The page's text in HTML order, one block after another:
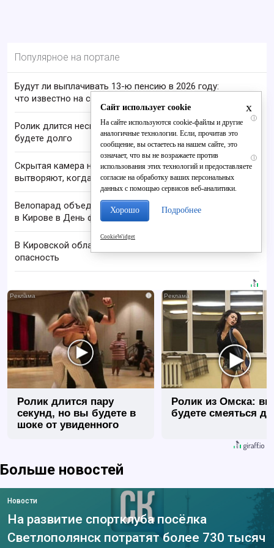
Популярное на портале
Будут ли выплачивать 13-ю пенсию в 2026 году:
что известно на сегодня
i
Ролик длится несколько секунд, а смеяться вы
будете долго
i
Скрытая камера на пляже Крыма: Что люди
вытворяют, когда их не видят...
Велопарад объединил более тысячи участников
в Кирове в День физкультурника
В Кировской области объявили ракетную
опасность
i
Ролик длится пару
секунд, но вы будете в
шоке от увиденного
Ролик из Омска: вы
будете смеяться
Больше новостей
Новости
На развитие спортклуба посёлка
Светлополянск потратят более 730 тысяч
x
Сайт использует cookie
На сайте используются cookie-файлы и другие
аналогичные технологии. Если, прочитав это
сообщение, вы остаетесь на нашем сайте, это
означает, что вы не возражаете против
использования этих технологий и предоставляете
согласие на обработку ваших персональных
данных с помощью сервисов веб-аналитики.
Хорошо Подробнее
CookieWidget